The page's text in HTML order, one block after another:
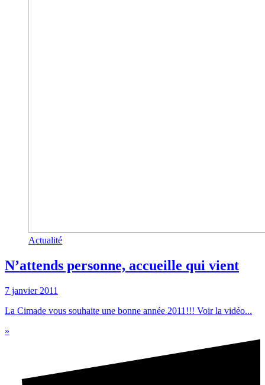
Actualité
N’attends personne, accueille qui vient
7 janvier 2011
La Cimade vous souhaite une bonne année 2011!!! Voir la vidéo...
»